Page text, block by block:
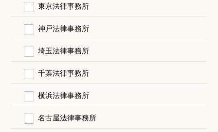
東京法律事務所
神戸法律事務所
埼玉法律事務所
千葉法律事務所
横浜法律事務所
名古屋法律事務所